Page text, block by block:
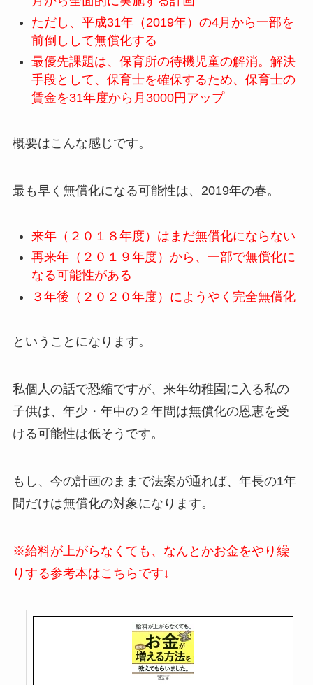
ただし、平成31年（2019年）の4月から一部を
前倒しして無償化する
最優先課題は、保育所の待機児童の解消。解決
手段として、保育士を確保するため、保育士の
賃金を31年度から月3000円アップ
概要はこんな感じです。
最も早く無償化になる可能性は、2019年の春。
来年（２０１８年度）はまだ無償化にならない
再来年（２０１９年度）から、一部で無償化に
なる可能性がある
３年後（２０２０年度）にようやく完全無償化
ということになります。
私個人の話で恐縮ですが、来年幼稚園に入る私の
子供は、年少・年中の２年間は無償化の恩恵を受
ける可能性は低そうです。
もし、今の計画のままで法案が通れば、年長の1年
間だけは無償化の対象になります。
※給料が上がらなくても、なんとかお金をやり繰
りする参考本はこちらです↓